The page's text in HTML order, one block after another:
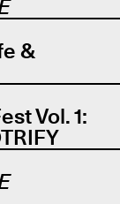
&
Vol. 1: